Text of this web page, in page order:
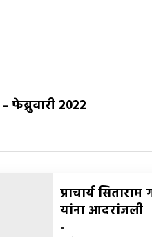
- फेब्रुवारी 2022
प्राचार्य
यांना आदरांजली
-